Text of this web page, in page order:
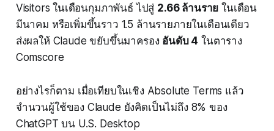
Visitors ในเดือนกุมภาพันธ์ ไปสู่ 2.66 ล้านราย ในเดือน
มีนาคม หรือเพิ่มขึ้นราว 1.5 ล้านรายภายในเดือนเดียว
ส่งผลให้ Claude ขยับขึ้นมาครอง อันดับ 4 ในตาราง
Comscore
อย่างไรก็ตาม เมื่อเทียบในเชิง Absolute Terms แล้ว
จำนวนผู้ใช้ของ Claude ยังคิดเป็นไม่ถึง 8% ของ
ChatGPT บน U.S. Desktop